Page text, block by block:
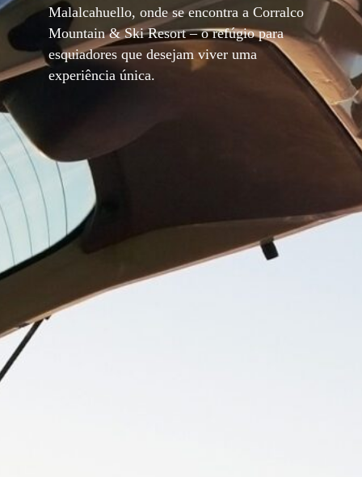
Malalcahuello, onde se encontra a Corralco
Mountain & Ski Resort – o refúgio para
esquiadores que desejam viver uma
experiência única.